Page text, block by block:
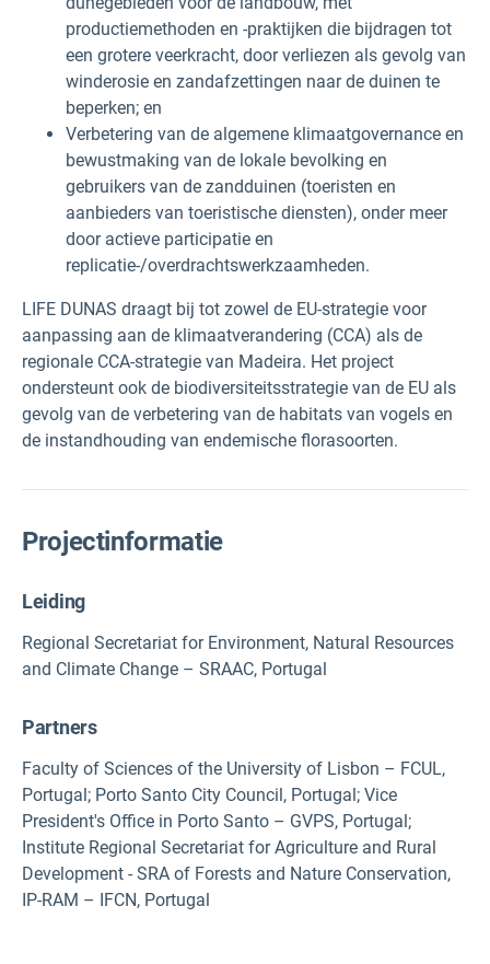
productiemethoden en -praktijken die bijdragen tot
een grotere veerkracht, door verliezen als gevolg van
winderosie en zandafzettingen naar de duinen te
beperken; en
Verbetering van de algemene klimaatgovernance en
bewustmaking van de lokale bevolking en
gebruikers van de zandduinen (toeristen en
aanbieders van toeristische diensten), onder meer
door actieve participatie en
replicatie-/overdrachtswerkzaamheden.
LIFE DUNAS draagt bij tot zowel de EU-strategie voor
aanpassing aan de klimaatverandering (CCA) als de
regionale CCA-strategie van Madeira. Het project
ondersteunt ook de biodiversiteitsstrategie van de EU als
gevolg van de verbetering van de habitats van vogels en
de instandhouding van endemische florasoorten.
Projectinformatie
Leiding
Regional Secretariat for Environment, Natural Resources
and Climate Change – SRAAC, Portugal
Partners
Faculty of Sciences of the University of Lisbon – FCUL,
Portugal; Porto Santo City Council, Portugal; Vice
President's Office in Porto Santo – GVPS, Portugal;
Institute Regional Secretariat for Agriculture and Rural
Development - SRA of Forests and Nature Conservation,
IP-RAM – IFCN, Portugal